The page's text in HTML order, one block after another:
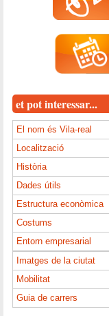
et pot interessar...
El nom és Vila-real
Localització
Història
Dades útils
Estructura econòmica
Costums
Entorn empresarial
Imatges de la ciutat
Mobilitat
Guia de carrers